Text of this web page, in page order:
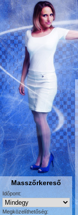
Masszőrkereső
Időpont:
Megközelíthetőség: